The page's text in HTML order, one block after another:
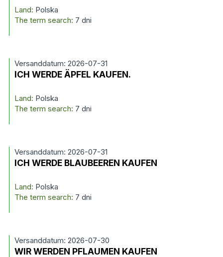
Land: Polska
The term search: 7 dni
Versanddatum: 2026-07-31
ICH WERDE ÄPFEL KAUFEN.
Land: Polska
The term search: 7 dni
Versanddatum: 2026-07-31
ICH WERDE BLAUBEEREN KAUFEN
Land: Polska
The term search: 7 dni
Versanddatum: 2026-07-30
WIR WERDEN PFLAUMEN KAUFEN